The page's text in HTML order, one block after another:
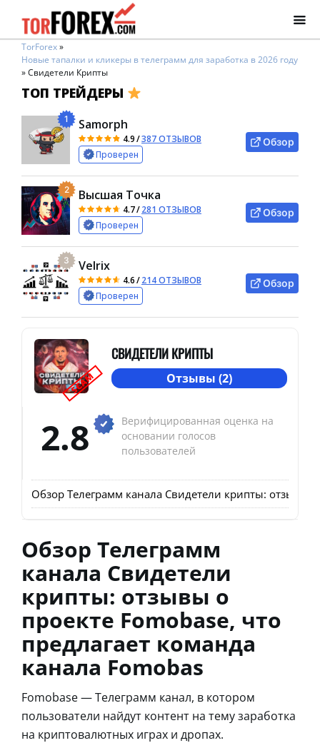
TorForex»
Новые тапалки и кликеры в телеграмм для заработка в 2026 году
»Свидетели Крипты
ТОП ТРЕЙДЕРЫ
1 Samorph
4.9/387 ОТЗЫВОВ
Проверен
Обзор
2 Высшая Точка
4.7/281 ОТЗЫВОВ
Проверен
Обзор
3 Velrix
4.6/214 ОТЗЫВОВ
Проверен
Обзор
SCAM
СВИДЕТЕЛИ КРИПТЫ
Отзывы (2)
2.8
Верифицированная оценка на
основании голосов
пользователей
Обзор Телеграмм канала Свидетели крипты: отзывы
Обзор Телеграмм
канала Свидетели
крипты: отзывы о
проекте Fomobase, что
предлагает команда
канала Fomobas
Fomobase — Телеграмм канал, в котором
пользователи найдут контент на тему заработка
на криптовалютных играх и дропах.